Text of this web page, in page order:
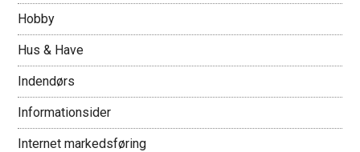
Hobby
Hus & Have
Indendørs
Informationsider
Internet markedsføring